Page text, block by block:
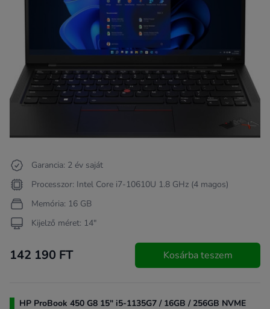
Garancia: 2 év saját
Processzor: Intel Core i7-10610U 1.8 GHz (4 magos)
Memória: 16 GB
Kijelző méret: 14"
142 190 FT Kosárba teszem
HP ProBook 450 G8 15" i5-1135G7 / 16GB / 256GB NVME